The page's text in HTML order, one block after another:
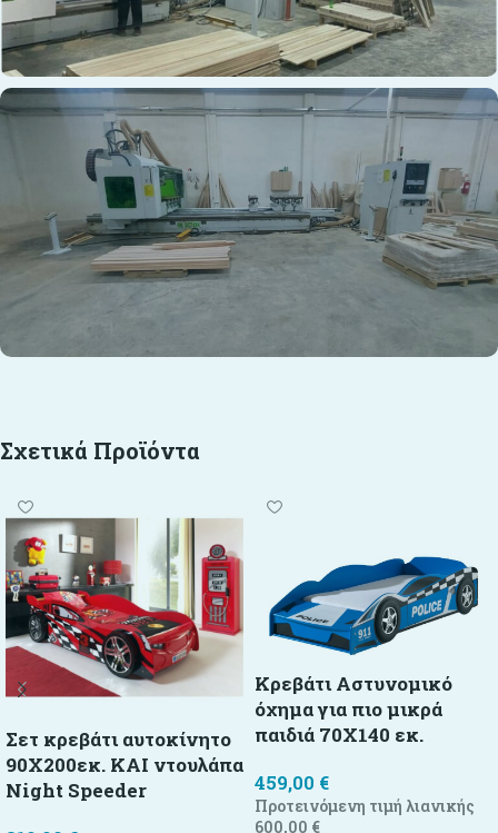
Σχετικά Προϊόντα
Σετ κρεβάτι αυτοκίνητο
90X200εκ. ΚΑΙ ντουλάπα
Night Speeder
Κρεβάτι Αστυνομικό
όχημα για πιο μικρά
παιδιά 70X140 εκ.
459,00 €
Προτεινόμενη τιμή λιανικής
600,00 €